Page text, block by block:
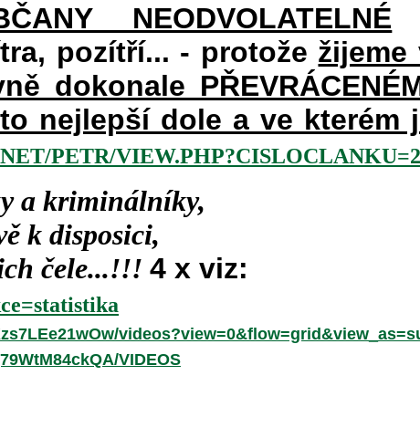
NEODVOLATELNÉ
pozítří... - protože
dokonale
nejlepší dole a ve kterém
PETR/
a kriminálníky,
k disposici,
čele...!!! 4 x viz:
VIDEOS